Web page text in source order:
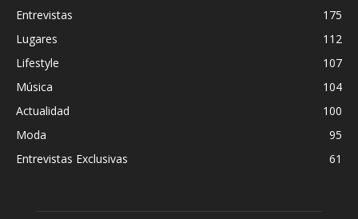
Entrevistas
175
Lugares
112
Lifestyle
107
Música
104
Actualidad
100
Moda
95
Entrevistas Exclusivas
61